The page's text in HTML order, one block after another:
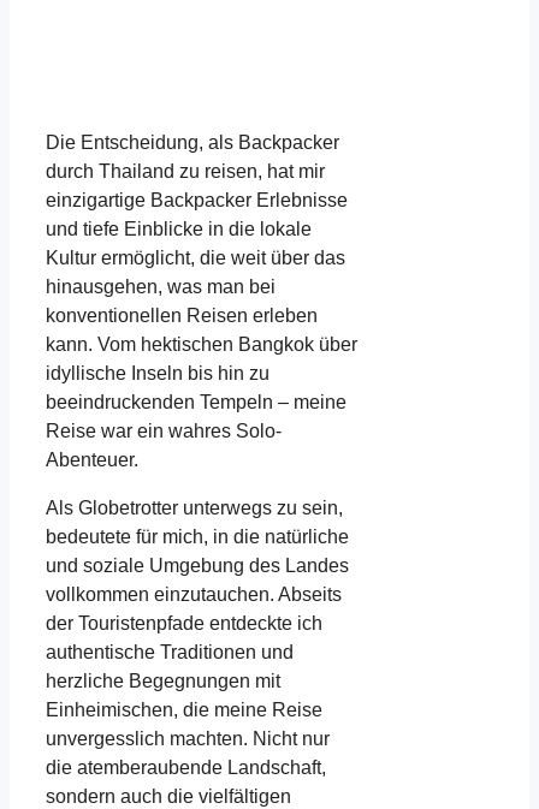
Die Entscheidung, als Backpacker
durch Thailand zu reisen, hat mir
einzigartige Backpacker Erlebnisse
und tiefe Einblicke in die lokale
Kultur ermöglicht, die weit über das
hinausgehen, was man bei
konventionellen Reisen erleben
kann. Vom hektischen Bangkok über
idyllische Inseln bis hin zu
beeindruckenden Tempeln – meine
Reise war ein wahres Solo-
Abenteuer.
Als Globetrotter unterwegs zu sein,
bedeutete für mich, in die natürliche
und soziale Umgebung des Landes
vollkommen einzutauchen. Abseits
der Touristenpfade entdeckte ich
authentische Traditionen und
herzliche Begegnungen mit
Einheimischen, die meine Reise
unvergesslich machten. Nicht nur
die atemberaubende Landschaft,
sondern auch die vielfältigen